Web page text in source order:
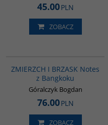
45.00PLN
ZOBACZ
ZMIERZCH I BRZASK Notes
z Bangkoku
Góralczyk Bogdan
76.00PLN
ZOBACZ
która stanowi pewną
dla dyskursu o Chinach w
głównym nurcie polskich
Wydawnictwo
Wydanie: Warszawa
Rok wydania: 2024
Typ okładki: oprawa miękka